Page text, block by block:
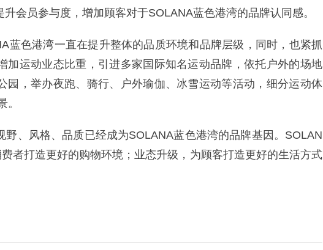
会员参与度，增加顾客对于SOLANA蓝色港湾的品牌认同感。
蓝色港湾一直在提升整体的品质环境和品牌层级，同时，也紧抓
加运动业态比重，引进多家国际知名运动品牌，依托户外的场地
园，举办夜跑、骑行、户外瑜伽、冰雪运动等活动，细分运动体
。
、风格、品质已经成为SOLANA蓝色港湾的品牌基因。SOLAN
者打造更好的购物环境；业态升级，为顾客打造更好的生活方式